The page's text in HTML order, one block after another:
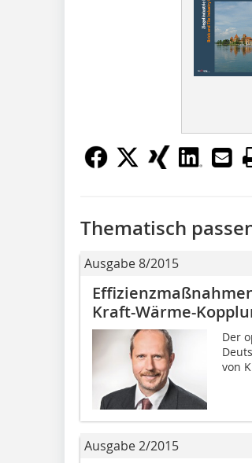
Thematisch
Ausgabe 8/2015
Kraft-Wärme-
Der
von
Ausgabe 2/2015